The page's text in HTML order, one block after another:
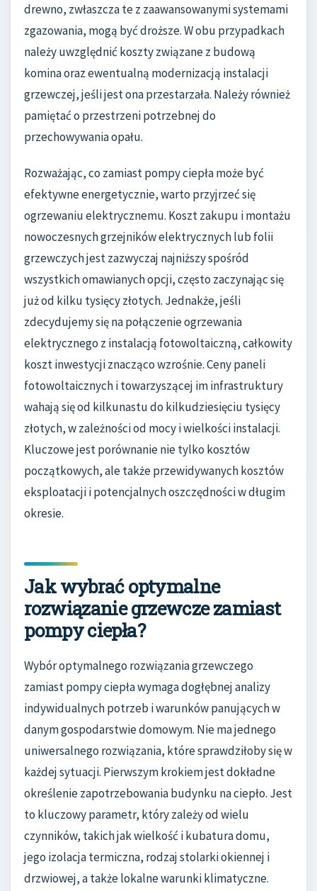
drewno, zwłaszcza te z zaawansowanymi systemami
zgazowania, mogą być droższe. W obu przypadkach
należy uwzględnić koszty związane z budową
komina oraz ewentualną modernizacją instalacji
grzewczej, jeśli jest ona przestarzała. Należy również
pamiętać o przestrzeni potrzebnej do
przechowywania opału.
Rozważając, co zamiast pompy ciepła może być
efektywne energetycznie, warto przyjrzeć się
ogrzewaniu elektrycznemu. Koszt zakupu i montażu
nowoczesnych grzejników elektrycznych lub folii
grzewczych jest zazwyczaj najniższy spośród
wszystkich omawianych opcji, często zaczynając się
już od kilku tysięcy złotych. Jednakże, jeśli
zdecydujemy się na połączenie ogrzewania
elektrycznego z instalacją fotowoltaiczną, całkowity
koszt inwestycji znacząco wzrośnie. Ceny paneli
fotowoltaicznych i towarzyszącej im infrastruktury
wahają się od kilkunastu do kilkudziesięciu tysięcy
złotych, w zależności od mocy i wielkości instalacji.
Kluczowe jest porównanie nie tylko kosztów
początkowych, ale także przewidywanych kosztów
eksploatacji i potencjalnych oszczędności w długim
okresie.
Jak wybrać optymalne
rozwiązanie grzewcze zamiast
pompy ciepła?
Wybór optymalnego rozwiązania grzewczego
zamiast pompy ciepła wymaga dogłębnej analizy
indywidualnych potrzeb i warunków panujących w
danym gospodarstwie domowym. Nie ma jednego
uniwersalnego rozwiązania, które sprawdziłoby się w
każdej sytuacji. Pierwszym krokiem jest dokładne
określenie zapotrzebowania budynku na ciepło. Jest
to kluczowy parametr, który zależy od wielu
czynników, takich jak wielkość i kubatura domu,
jego izolacja termiczna, rodzaj stolarki okiennej i
drzwiowej, a także lokalne warunki klimatyczne.